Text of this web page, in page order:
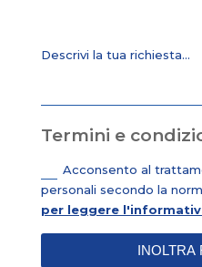
Termini e
Acconsento al
personali secondo la
per leggere